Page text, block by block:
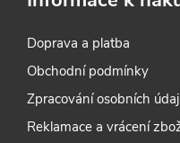
Doprava a platba
Obchodní podmínky
Zpracování osobních
Reklamace a vrácení